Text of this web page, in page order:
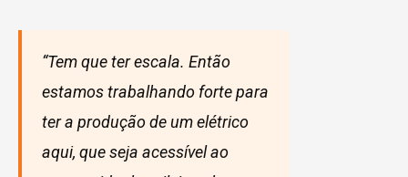
“Tem que ter escala. Então
estamos trabalhando forte para
ter a produção de um elétrico
aqui, que seja acessível ao